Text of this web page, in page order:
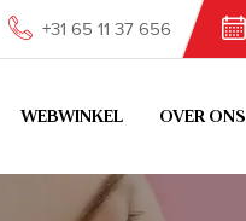
+31 65 11 37 656
WEBWINKEL OVER ONS